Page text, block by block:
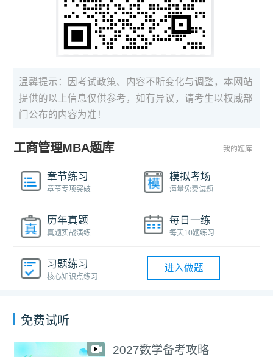
温馨提示：因考试政策、内容不断变化与调整，本网站
提供的以上信息仅供参考，如有异议，请考生以权威部
门公布的内容为准！
工商管理MBA题库 我的题库
章节练习
章节专项突破
模拟考场
海量免费试题
历年真题
真题实战演练
每日一练
每天10题练习
习题练习
核心知识点练习
进入做题
免费试听
2027数学备考攻略